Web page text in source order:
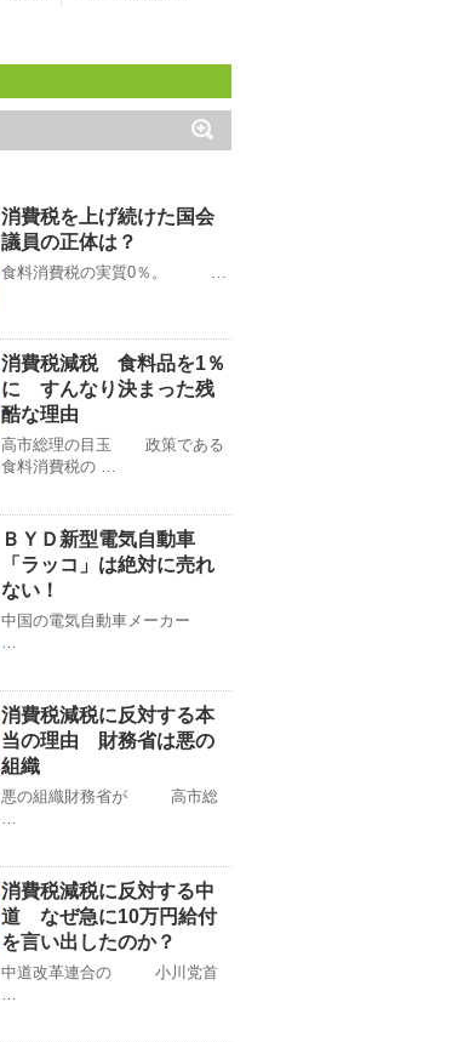
消費税を上げ続けた国会
議員の正体は？
食料消費税の実質0％。 …
消費税減税 食料品を1％
に すんなり決まった残
酷な理由
高市総理の目玉 政策である
食料消費税の …
ＢＹＤ新型電気自動車
「ラッコ」は絶対に売れ
ない！
中国の電気自動車メーカー
…
消費税減税に反対する本
当の理由 財務省は悪の
組織
悪の組織財務省が 高市総
…
消費税減税に反対する中
道 なぜ急に10万円給付
を言い出したのか？
中道改革連合の 小川党首
…